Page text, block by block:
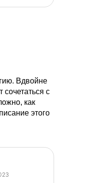
Вдвойне
сочетаться с
как
этого